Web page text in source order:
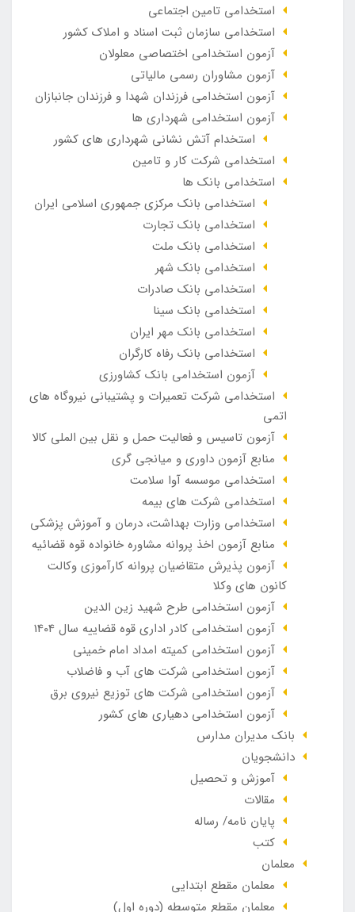
استخدامی تامین اجتماعی
استخدامی سازمان ثبت اسناد و املاک کشور
آزمون استخدامی اختصاصی معلولان
آزمون مشاوران رسمی مالیاتی
آزمون استخدامی فرزندان شهدا و فرزندان جانبازان
آزمون استخدامی شهرداری ها
استخدام آتش نشانی شهرداری های کشور
استخدامی شرکت کار و تامین
استخدامی بانک ها
استخدامی بانک مرکزی جمهوری اسلامی ایران
استخدامی بانک تجارت
استخدامی بانک ملت
استخدامی بانک شهر
استخدامی بانک صادرات
استخدامی بانک سینا
استخدامی بانک مهر ایران
استخدامی بانک رفاه کارگران
آزمون استخدامی بانک کشاورزی
استخدامی شرکت تعمیرات و پشتیبانی نیروگاه های
اتمی
آزمون تاسیس و فعالیت حمل و نقل بین الملی کالا
منابع آزمون داوری و میانجی گری
استخدامی موسسه آوا سلامت
استخدامی شرکت های بیمه
استخدامی وزارت بهداشت، درمان و آموزش پزشکی
منابع آزمون اخذ پروانه مشاوره خانواده قوه قضائیه
آزمون پذیرش متقاضیان پروانه کارآموزی وکالت
کانون های وکلا
آزمون استخدامی طرح شهید زین الدین
آزمون استخدامی کادر اداری قوه قضاییه سال 1404
آزمون استخدامی کمیته امداد امام خمینی
آزمون استخدامی شرکت های آب و فاضلاب
آزمون استخدامی شرکت های توزیع نیروی برق
آزمون استخدامی دهیاری های کشور
بانک مدیران مدارس
دانشجویان
آموزش و تحصیل
مقالات
پایان نامه/ رساله
کتب
معلمان
معلمان مقطع ابتدایی
معلمان مقطع متوسطه (دوره اول)